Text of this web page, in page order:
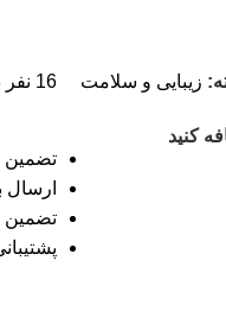
زیبایی و سلامت
کنید
16
تضمین
ارسال
تضمین
پشتیبانی ۲۴